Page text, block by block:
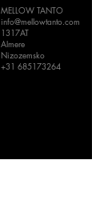
MELLOW TANTO
info@mellowtanto.com
1317AT
Almere
Nizozemsko
+31 685173264